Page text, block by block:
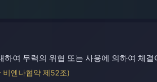
하여 무력의 위협 또는 사용에 의하여 체
비엔나협약 제52조)